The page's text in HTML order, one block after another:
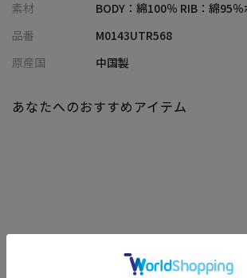
防寒性もアップ。
くいタフな仕上がり。
る”fuckingshun”と、ストリートカルチャー
である”YOPPI”こと江川芳文がディレクショ
新ブランド。ディレクター両氏の年齢差によっ
ーションギャップを逆手に取り、新たな解釈と
素材
BODY：綿100％ RIB：綿95
品番
M0143UTR568
原産国
中国製
あなたへのおすすめアイテム